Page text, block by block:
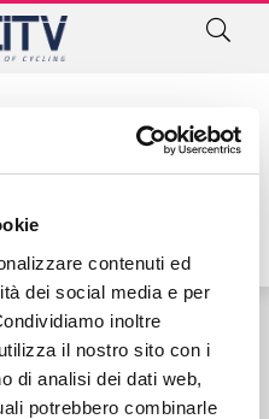
contenuti ed
dei social media e per
inoltre
il nostro sito con i
di analisi dei dati web,
potrebbero combinarle
Policy Cookie Policy